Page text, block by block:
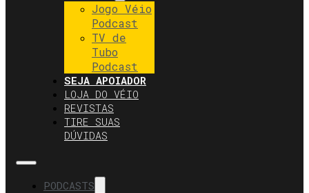
Jogo Véio
Podcast
TV de
Tubo
Podcast
SEJA APOIADOR
LOJA DO VÉIO
REVISTAS
TIRE SUAS
DÚVIDAS
PODCASTS